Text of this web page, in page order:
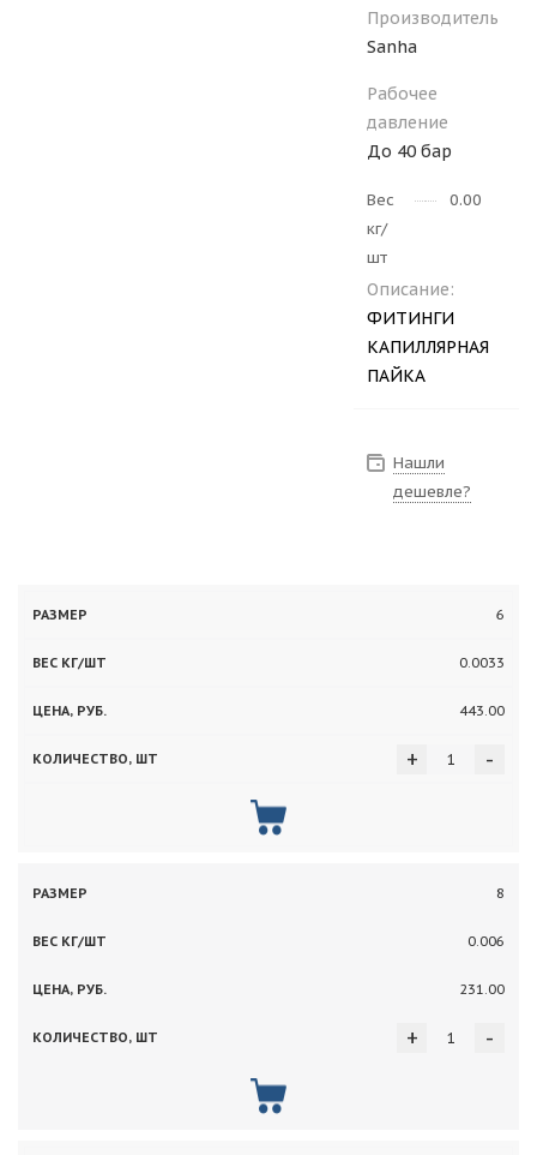
Производитель
Sanha
Рабочее
давление
До 40 бар
Вес
кг/
шт
0.0033
Описание:
ФИТИНГИ
КАПИЛЛЯРНАЯ
ПАЙКА
Нашли
дешевле?
6
0.0033
443.00
-
+
8
0.006
231.00
-
+